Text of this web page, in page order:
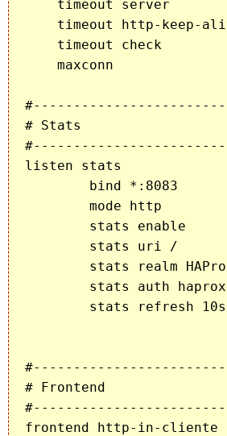
timeout server
timeout http-keep-
timeout check
maxconn
# Stats
listen stats
        bind *:8083
        mode http
        stats enable
        stats uri /
stats realm
stats auth
        stats refresh 10s
# Frontend
frontend http-in-cliente